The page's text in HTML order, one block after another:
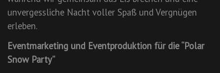
unvergessliche Nacht voller Spaß und Vergnügen
erleben.
Eventmarketing und Eventproduktion für die “Polar
Snow Party”